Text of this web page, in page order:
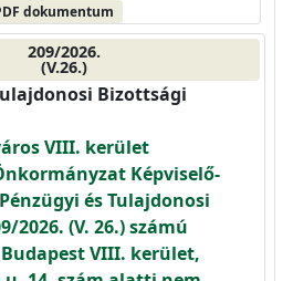
dokumentum
209/2026.
(V.26.)
Bizottsági
VIII. kerület
Képviselő-
és Tulajdonosi
2026. (V. 26.) számú
VIII. kerület,